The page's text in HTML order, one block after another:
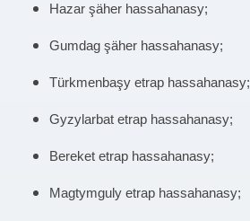
Hazar şäher hassahanasy;
Gumdag şäher hassahanasy;
Türkmenbaşy etrap hassahanasy;
Gyzylarbat etrap hassahanasy;
Bereket etrap hassahanasy;
Magtymguly etrap hassahanasy;